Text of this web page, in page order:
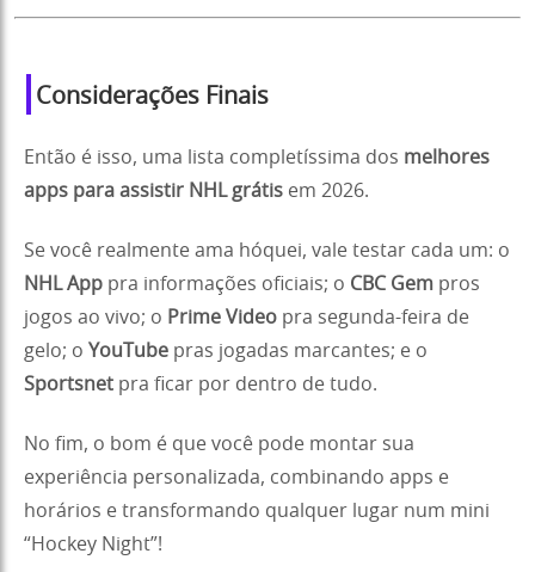
Considerações Finais
Então é isso, uma lista completíssima dos melhores
apps para assistir NHL grátis em 2026.
Se você realmente ama hóquei, vale testar cada um: o
NHL App pra informações oficiais; o CBC Gem pros
jogos ao vivo; o Prime Video pra segunda-feira de
gelo; o YouTube pras jogadas marcantes; e o
Sportsnet pra ficar por dentro de tudo.
No fim, o bom é que você pode montar sua
experiência personalizada, combinando apps e
horários e transformando qualquer lugar num mini
“Hockey Night”!